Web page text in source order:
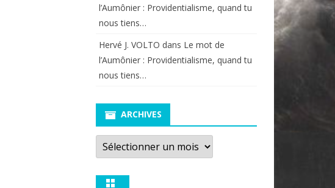
l’Aumônier : Providentialisme, quand tu
nous tiens…
Hervé J. VOLTO dans Le mot de
l’Aumônier : Providentialisme, quand tu
nous tiens…
ARCHIVES
Archives